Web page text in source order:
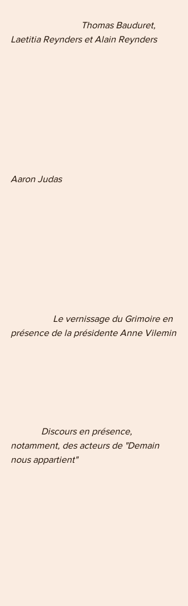
Laetitia Reynders et Alain Reynders
Aaron Judas
présence de la présidente Anne Vilemin
notamment, des acteurs de "Demain
nous appartient"